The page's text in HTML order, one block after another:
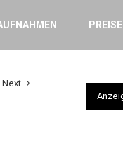
PREISE
Next